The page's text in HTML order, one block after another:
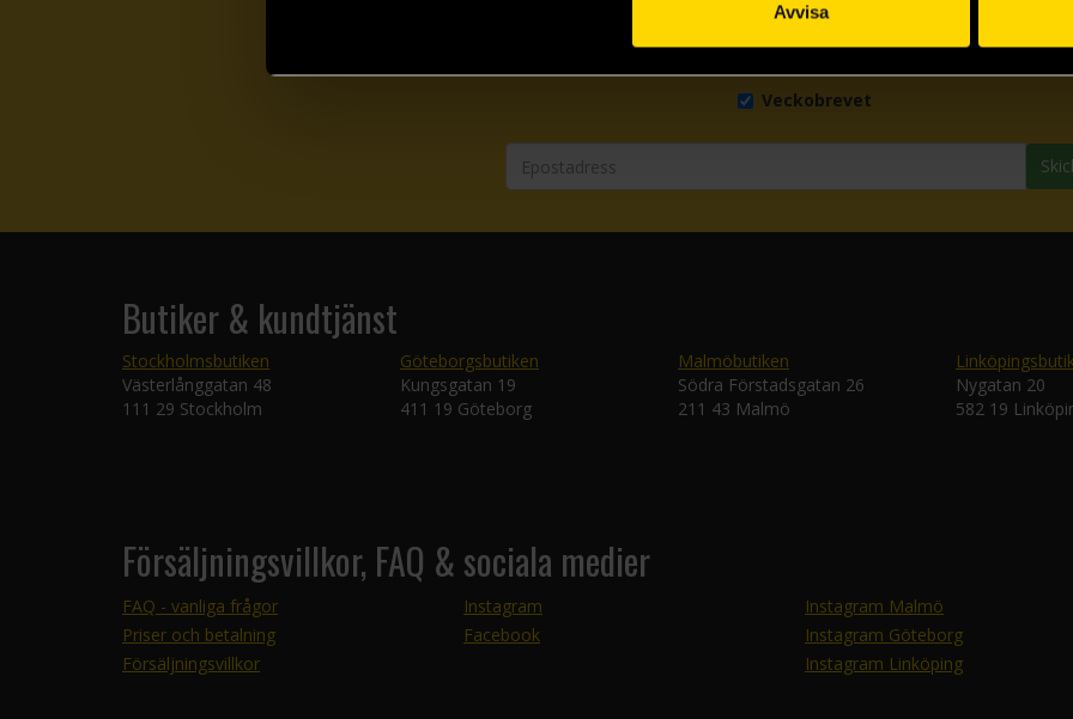
Avvisa
Prenumerera på vårt nyhetsbrev
Veckobrevet
Butiker & kundtjänst
Stockholmsbutiken
Västerlånggatan 48
111 29 Stockholm
Göteborgsbutiken
Kungsgatan 19
411 19 Göteborg
Malmöbutiken
Södra Förstadsgatan 26
211 43 Malmö
Nygatan 20
582 19
Försäljningsvillkor, FAQ & sociala medier
FAQ - vanliga frågor
Priser och betalning
Försäljningsvillkor
Instagram
Facebook
Instagram Malmö
Instagram Göteborg
Instagram Linköping